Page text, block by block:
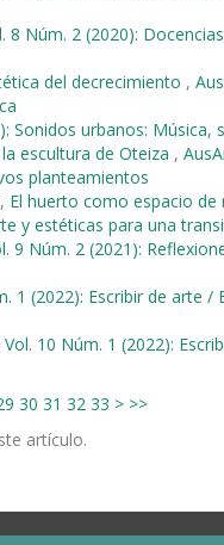
8 Núm. 2 (2020):
del decrecimiento ,
Sonidos urbanos: Música,
escultura de Oteiza ,
planteamientos
El huerto como espacio
y estéticas para una
9 Núm. 2 (2021):
1 (2022): Escribir de arte
Vol. 10 Núm. 1 (2022):
30 31 32 33 > >>
artículo.